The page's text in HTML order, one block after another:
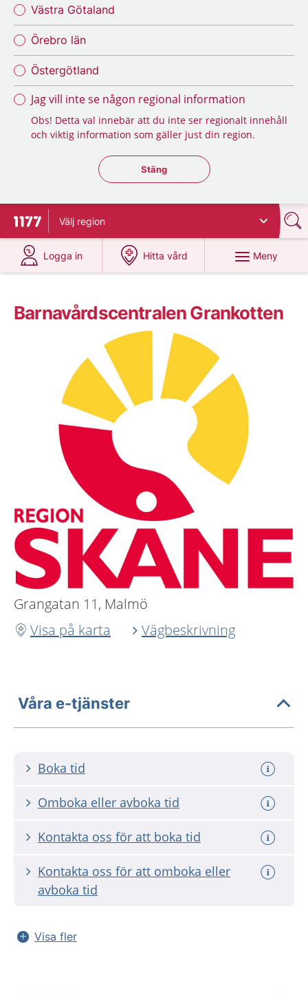
Västra Götaland
Örebro län
Östergötland
Jag vill inte se någon regional information
Obs! Detta val innebär att du inte ser regionalt innehåll
och viktig information som gäller just din region.
Stäng regionsväljaren
Stäng
Till startsidan för 1177
Välj region
Logga in
på 1177.se
Hitta vård
på 1177.se
Meny
Barnavårdscentralen Grankotten
Grangatan 11, Malmö
Visa på karta
Vägbeskrivning
Våra e-tjänster
Boka tid
Omboka eller avboka tid
Kontakta oss för att boka tid
Kontakta oss för att omboka eller
avboka tid
Visa fler